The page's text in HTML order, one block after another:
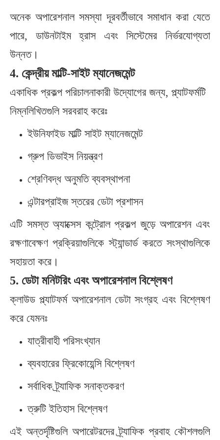
অনেক অপারেশনাল সমস্যা দূরবর্তীভাবে সমাধান করা যেতে
পারে, ডাউনটাইম হ্রাস এবং সিস্টেমের নির্ভরযোগ্যতা
উন্নত।
4. কেন্দ্রীয় মাল্টি-সাইট ম্যানেজমেন্ট
একাধিক প্রকল্প পরিচালনাকারী উদ্যোগের জন্য, প্ল্যাটফর্মটি
নিম্নলিখিতগুলি সরবরাহ করেঃ
ইউনিফাইড মাল্টি সাইট ম্যানেজমেন্ট
গ্রুপ ডিভাইস নিয়ন্ত্রণ
শ্রেণিবদ্ধ অনুমতি ব্যবস্থাপনা
এন্টারপ্রাইজ স্তরের ডেটা প্রশাসন
এটি সমস্ত অ্যাক্সেস কন্ট্রোল প্রকল্প জুড়ে অপারেশন এবং
রক্ষণাবেক্ষণ প্রক্রিয়াগুলিকে স্ট্যান্ডার্ড করতে সংস্থাগুলিকে
সহায়তা করে।
5. ডেটা মনিটরিং এবং অপারেশনাল বিশ্লেষণ
ক্লাউড প্ল্যাটফর্ম অপারেশনাল ডেটা সংগ্রহ এবং বিশ্লেষণ
করে যেমনঃ
যাত্রীবাহী পরিসংখ্যান
ব্যবহারের ফ্রিকোয়েন্সি বিশ্লেষণ
সর্বাধিক ট্র্যাফিক সনাক্তকরণ
ত্রুটি ইতিহাস বিশ্লেষণ
এই অন্তর্দৃষ্টিগুলি অপারেটরদের ট্র্যাফিক প্রবাহ কৌশলগুলি